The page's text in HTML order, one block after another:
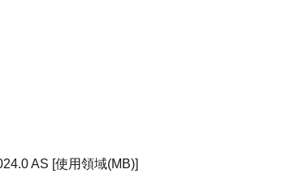
AS [使用領域(MB)]